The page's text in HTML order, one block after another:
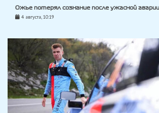
Ожье потерял сознание после ужасной
4 августа, 10:19